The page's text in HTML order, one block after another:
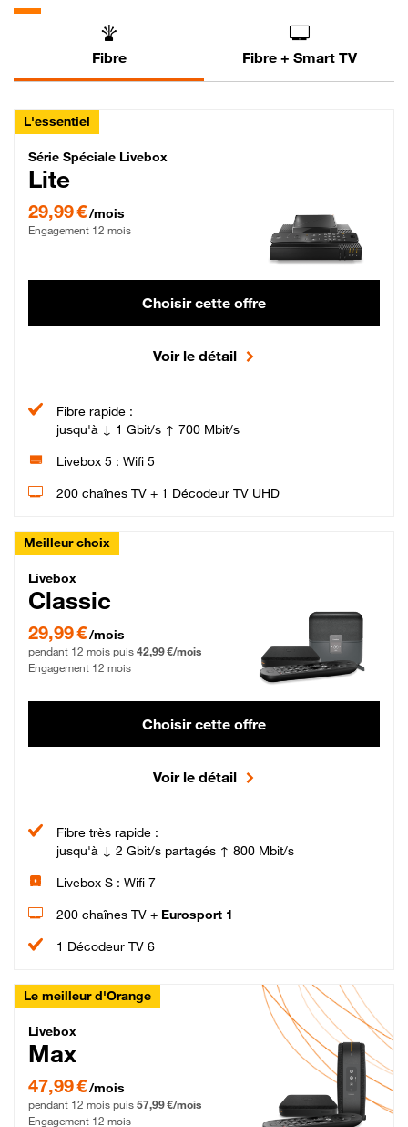
Fibre Fibre + Smart TV
L'essentiel
Série Spéciale Livebox Lite Fibre
Série Spéciale Livebox
Lite
29,99 €/mois
Engagement 12 mois
Choisir cette offre
Voir le détail
Fibre rapide :
jusqu'à ↓ 1 Gbit/s ↑ 700 Mbit/s
Livebox 5 : Wifi 5
200 chaînes TV + 1 Décodeur TV UHD
Meilleur choix
Livebox Classic Fibre
Livebox
Classic
29,99 € par mois pendant 12 mois puis 42,99 € par mois, Engagement 12 mois
29,99 €/mois
pendant 12 mois puis 42,99 €/mois
Engagement 12 mois
Choisir cette offre
Voir le détail
Fibre très rapide :
jusqu'à ↓ 2 Gbit/s partagés ↑ 800 Mbit/s
Livebox S : Wifi 7
200 chaînes TV + Eurosport 1
1 Décodeur TV 6
Le meilleur d'Orange
Livebox Max Fibre
Livebox
Max
47,99 € par mois pendant 12 mois puis 57,99 € par mois, Engagement 12 mois
47,99 €/mois
pendant 12 mois puis 57,99 €/mois
Engagement 12 mois